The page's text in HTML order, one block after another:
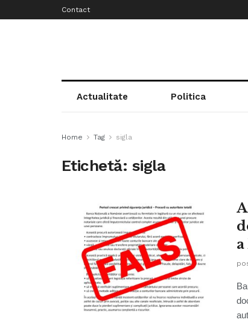
Contact
Actualitate Politica
Home Tag sigla
Etichetă: sigla